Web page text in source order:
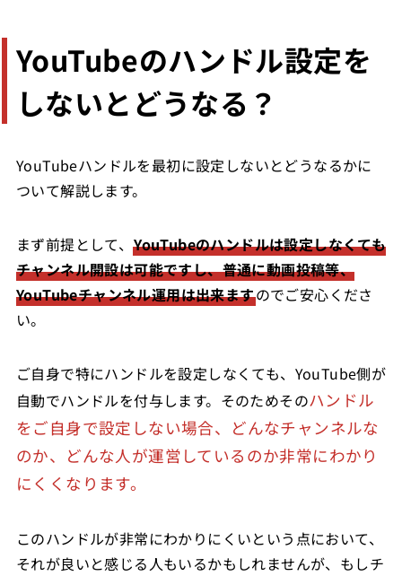
YouTubeのハンドル設定を
しないとどうなる？
YouTubeハンドルを最初に設定しないとどうなるかに
ついて解説します。
まず前提として、YouTubeのハンドルは設定しなくても
チャンネル開設は可能ですし、普通に動画投稿等、
YouTubeチャンネル運用は出来ますのでご安心くださ
い。
ご自身で特にハンドルを設定しなくても、YouTube側が
自動でハンドルを付与します。そのためそのハンドル
をご自身で設定しない場合、どんなチャンネルな
のか、どんな人が運営しているのか非常にわかり
にくくなります。
このハンドルが非常にわかりにくいという点において、
それが良いと感じる人もいるかもしれませんが、もしチ